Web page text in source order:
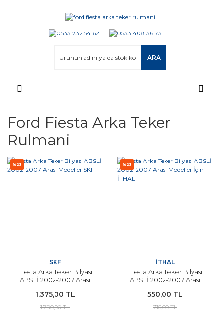
ARA
Ford Fiesta Arka Teker
Rulmani
%23
SKF
Fiesta Arka Teker Bilyası
ABSLİ 2002-2007 Arası
1.375,00 TL
1.790,00 TL
%23
İTHAL
Fiesta Arka Teker Bilyası
ABSLİ 2002-2007 Arası
550,00 TL
715,00 TL